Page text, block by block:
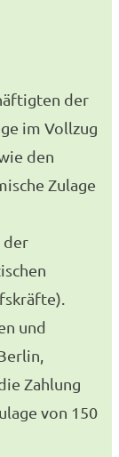
der
im Vollzug
den
Zulage
der
und
Zahlung
von 150